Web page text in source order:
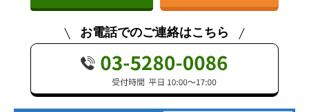
お電話でのご連絡はこちら